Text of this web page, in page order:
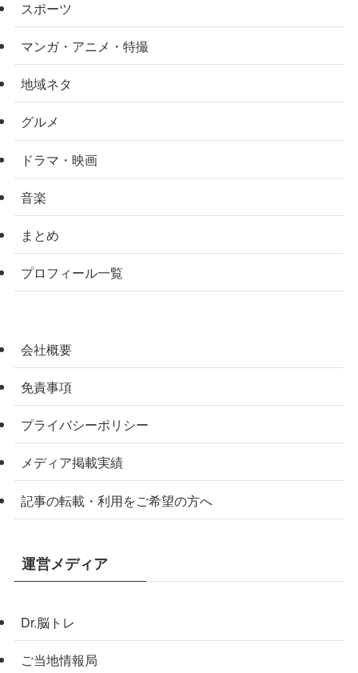
スポーツ
マンガ・アニメ・特撮
地域ネタ
グルメ
ドラマ・映画
音楽
まとめ
プロフィール一覧
会社概要
免責事項
プライバシーポリシー
メディア掲載実績
記事の転載・利用をご希望の方へ
運営メディア
Dr.脳トレ
ご当地情報局